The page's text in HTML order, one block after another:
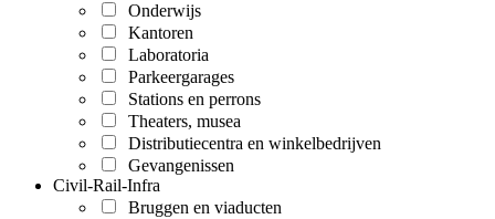
Onderwijs
Kantoren
Laboratoria
Parkeergarages
Stations en perrons
Theaters, musea
Distributiecentra en winkelbedrijven
Gevangenissen
Civil-Rail-Infra
Bruggen en viaducten